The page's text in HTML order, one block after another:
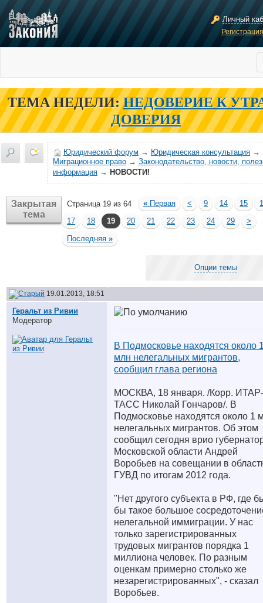
Личный
ТЕМА НЕДЕЛИ: НЕДОВЕРИЕ К
ДОВЕРИЯ
Юридический форум → Юридическая консультация →
Миграционное право → Законодательство, новости,
информация → НОВОСТИ!
Закрытая
тема
Страница 19 из 64 « Первая < 9 14 15
17
18 19 20 21 22 23 24 29
>
Последняя »
Опции темы
19.01.2013, 18:51
Геральт из Ривии
Модератор
В Подмосковье находятся около
млн нелегальных мигрантов,
сообщил глава региона
МОСКВА, 18 января. /Корр. ИТАР-
ТАСС Николай Гончаров/. В
Подмосковье находятся около 1
нелегальных мигрантов. Об этом
сообщил сегодня врио
Московской области Андрей
Воробьев на совещании в
ГУВД по итогам 2012 года.
"Нет другого субъекта в РФ, где
бы такое большое
нелегальной иммиграции. У нас
только зарегистрированных
трудовых мигрантов порядка 1
миллиона человек. По разным
оценкам примерно столько же
незарегистрированных", - сказал
Воробьев.